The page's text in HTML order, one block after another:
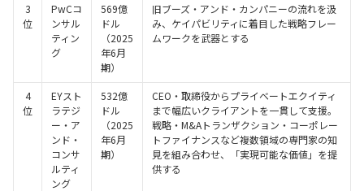
3
位
PwCコ
ンサル
ティン
グ
569億
ドル
（2025
年6月
期）
旧ブーズ・アンド・カンパニーの流れを汲
み、ケイパビリティに着目した戦略フレー
ムワークを武器とする
4
位
EYスト
ラテジ
ー・ア
ンド・
コンサ
ルティ
ング
532億
ドル
（2025
年6月
期）
CEO・取締役からプライベートエクイティ
まで幅広いクライアントを一貫して支援。
戦略・M&Aトランザクション・コーポレー
トファイナンスなど複数領域の専門家の知
見を組み合わせ、「実現可能な価値」を提
供する